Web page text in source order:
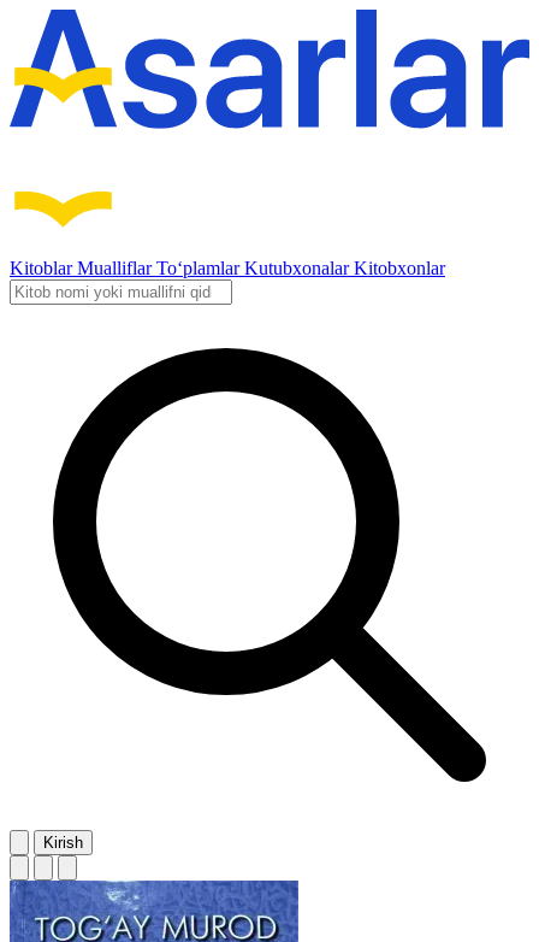
KitoblarMualliflarTo‘plamlarKutubxonalarKitobxonlar
Kirish